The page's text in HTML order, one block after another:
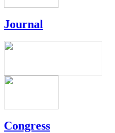
Journal
Congress